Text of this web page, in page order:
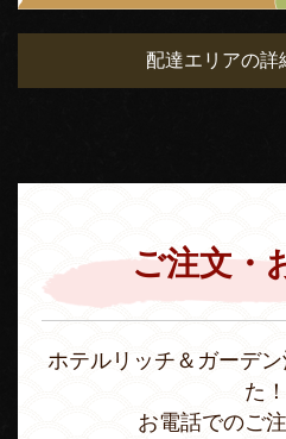
配達エリアの詳
ご注文・
ホテルリッチ＆ガーデ
た！
お電話でのご